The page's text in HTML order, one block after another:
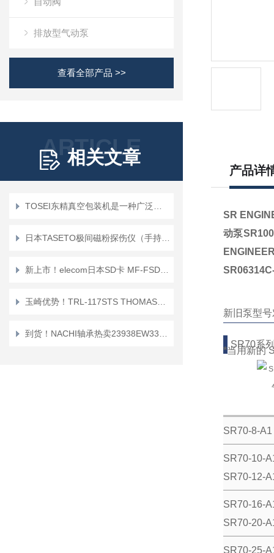
排放型气动泵
查看全部产品 >>
ARTICLE
相关文章
产品详
SR
动泵
新旧泵型
SR70系
SR70-8-A1
SR70-10-
SR70-12-
SR70-16-
SR70-20-
SR70-25-
*当用新的